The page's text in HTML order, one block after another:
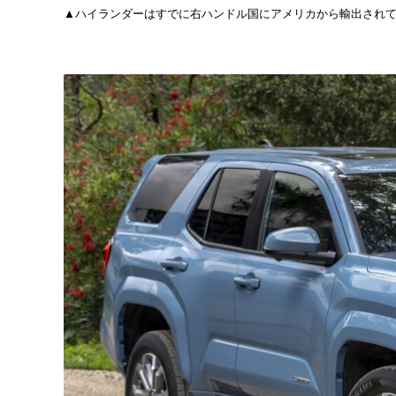
▲ハイランダーはすでに右ハンドル国にアメリカから輸出され